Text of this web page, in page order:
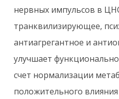
нервных импульсов в
транквилизирующее,
антиагрегантное и
улучшает
счет нормализации
положительного